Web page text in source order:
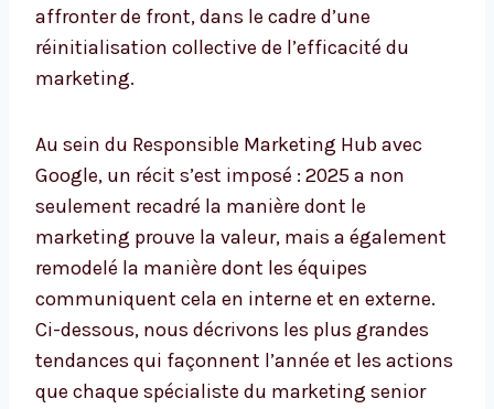
affronter de front, dans le cadre d’une
réinitialisation collective de l’efficacité du
marketing.
Au sein du Responsible Marketing Hub avec
Google, un récit s’est imposé : 2025 a non
seulement recadré la manière dont le
marketing prouve la valeur, mais a également
remodelé la manière dont les équipes
communiquent cela en interne et en externe.
Ci-dessous, nous décrivons les plus grandes
tendances qui façonnent l’année et les actions
que chaque spécialiste du marketing senior